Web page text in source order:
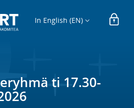
In English (EN)
ti 17.30-